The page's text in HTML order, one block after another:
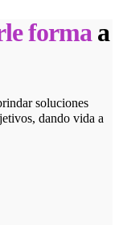
forma a
soluciones
dando vida a